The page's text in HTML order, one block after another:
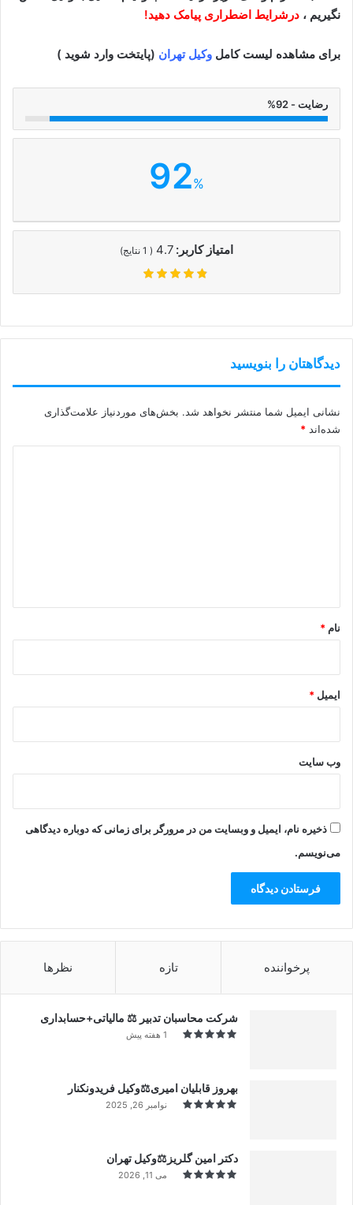
نگیریم ، درشرایط اضطراری پیامک دهید!
برای مشاهده لیست کامل وکیل تهران (پایتخت وارد شوید )
رضایت - 92%
92%
امتیاز کاربر:4.7
(
1 نتایج)
دیدگاهتان را بنویسید
نشانی ایمیل شما منتشر نخواهد شد. بخش‌های موردنیاز علامت‌گذاری
شده‌اند *
نام *
ایمیل *
وب‌ سایت
ذخیره نام، ایمیل و وبسایت من در مرورگر برای زمانی که دوباره دیدگاهی
می‌نویسم.
پرخواننده تازه نظرها
شرکت محاسبان تدبیر ⚖️ مالیاتی+حسابداری
1 هفته پیش
بهروز قابلیان امیری⚖️وکیل فریدونکنار
نوامبر 26, 2025
دکتر امین گلریز⚖️وکیل تهران
می 11, 2026